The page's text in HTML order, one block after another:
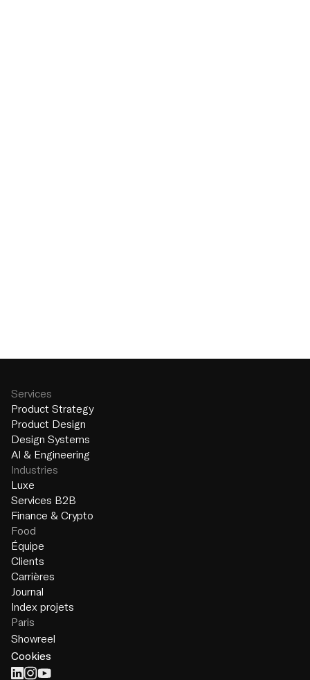
Services
Product Strategy
Product Design
Design Systems
AI & Engineering
Industries
Luxe
Services B2B
Finance & Crypto
Food
Équipe
Clients
Carrières
Journal
Index projets
Paris
Showreel
Cookies